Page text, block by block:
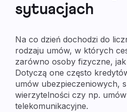
sytuacjach
Na co dzień dochodzi do
rodzaju umów, w których
zarówno osoby fizyczne,
Dotyczą one często
umów ubezpieczeniowych,
wierzytelności czy np. umów
telekomunikacyjne.